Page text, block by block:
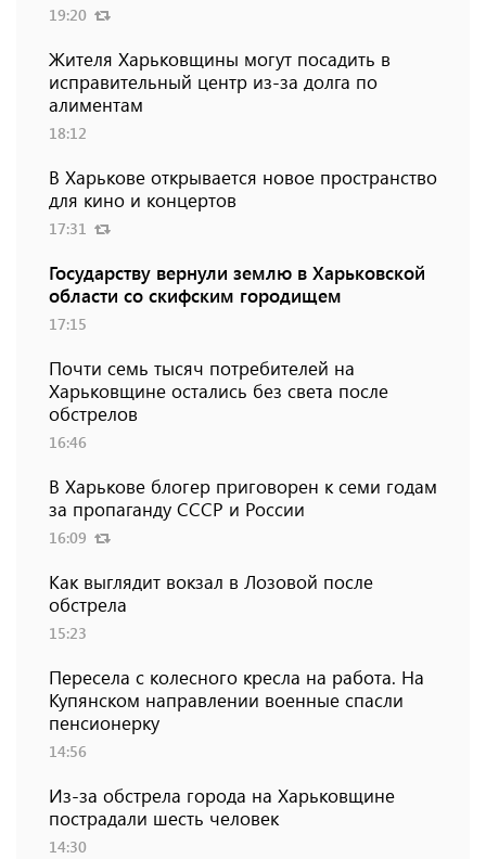
19:20
Жителя Харьковщины могут посадить в
исправительный центр из-за долга по
алиментам
18:12
В Харькове открывается новое пространство
для кино и концертов
17:31
Государству вернули землю в Харьковской
области со скифским городищем
17:15
Почти семь тысяч потребителей на
Харьковщине остались без света после
обстрелов
16:46
В Харькове блогер приговорен к семи годам
за пропаганду СССР и России
16:09
Как выглядит вокзал в Лозовой после
обстрела
15:23
Пересела с колесного кресла на работа. На
Купянском направлении военные спасли
пенсионерку
14:56
Из-за обстрела города на Харьковщине
пострадали шесть человек
14:30